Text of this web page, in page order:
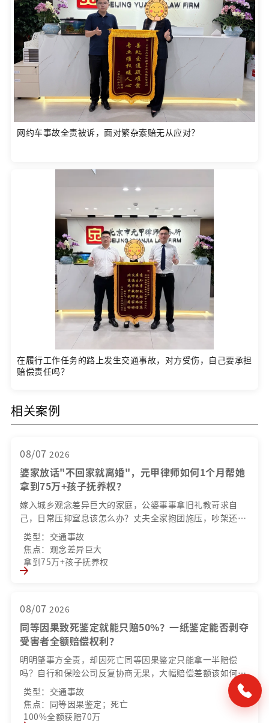
网约车事故全责被诉，面对繁杂索赔无从应对？
在履行工作任务的路上发生交通事故，对方受伤，自己要承担
赔偿责任吗？
相关案例
08/07 2026
婆家放话"不回家就离婚"，元甲律师如何1个月帮她
拿到75万+孩子抚养权？
嫁入城乡观念差异巨大的家庭，公婆事事拿旧礼教苛求自
己，日常压抑窒息该怎么办？丈夫全家抱团施压，吵架还要
写道歉信？明明家境优渥、独自承担育儿，一旦离婚，怎样
才能保住孩子北京户籍与足额补偿款？
类型：交通事故
焦点：观念差异巨大
拿到75万+孩子抚养权
08/07 2026
同等因果致死鉴定就能只赔50%？一纸鉴定能否剥夺
受害者全额赔偿权利？
明明肇事方全责，却因死亡同等因果鉴定只能拿一半赔偿
吗？自行和保险公司反复协商无果，大幅赔偿差额该如何填
平？鉴定意见能否直接作为保险公司减免赔付的法定依据？
类型：交通事故
焦点：同等因果鉴定；死亡
100%全额获赔70万